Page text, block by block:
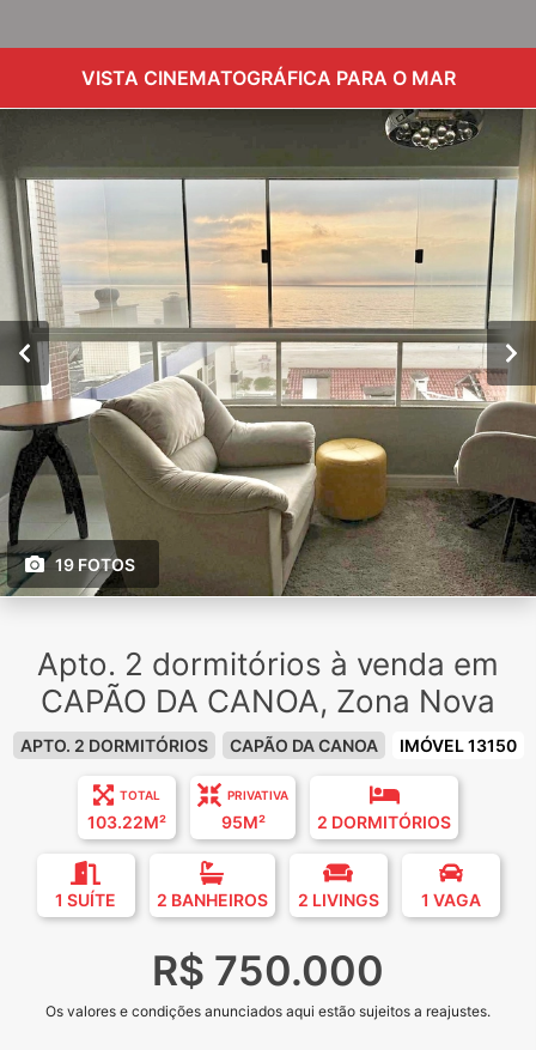
VISTA CINEMATOGRÁFICA PARA O MAR
19 FOTOS
Apto. 2 dormitórios à venda em
CAPÃO DA CANOA, Zona Nova
APTO. 2 DORMITÓRIOS CAPÃO DA CANOA IMÓVEL 13150
TOTAL
103.22M²
PRIVATIVA
95M² 2 DORMITÓRIOS
1 SUÍTE 2 BANHEIROS 2 LIVINGS 1 VAGA
R$ 750.000
Os valores e condições anunciados aqui estão sujeitos a reajustes.